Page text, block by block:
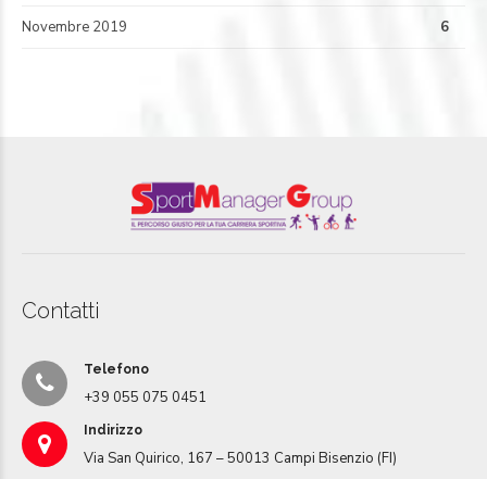
Novembre 2019 6
Contatti
Telefono
+39 055 075 0451
Indirizzo
Via San Quirico, 167 – 50013 Campi Bisenzio (FI)